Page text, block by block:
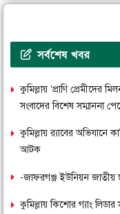
সর্বশেষ খবর
কুমিল্লায় ‘প্রাণি প্রেমীদের
সংবাদের বিশেষ সম্মাননা
কুমিল্লায় র‌্যাবের অভিযানে
আটক
-জাফরগঞ্জ ইউনিয়ন জাতীয়
কুমিল্লায় কিশোর গ্যাং